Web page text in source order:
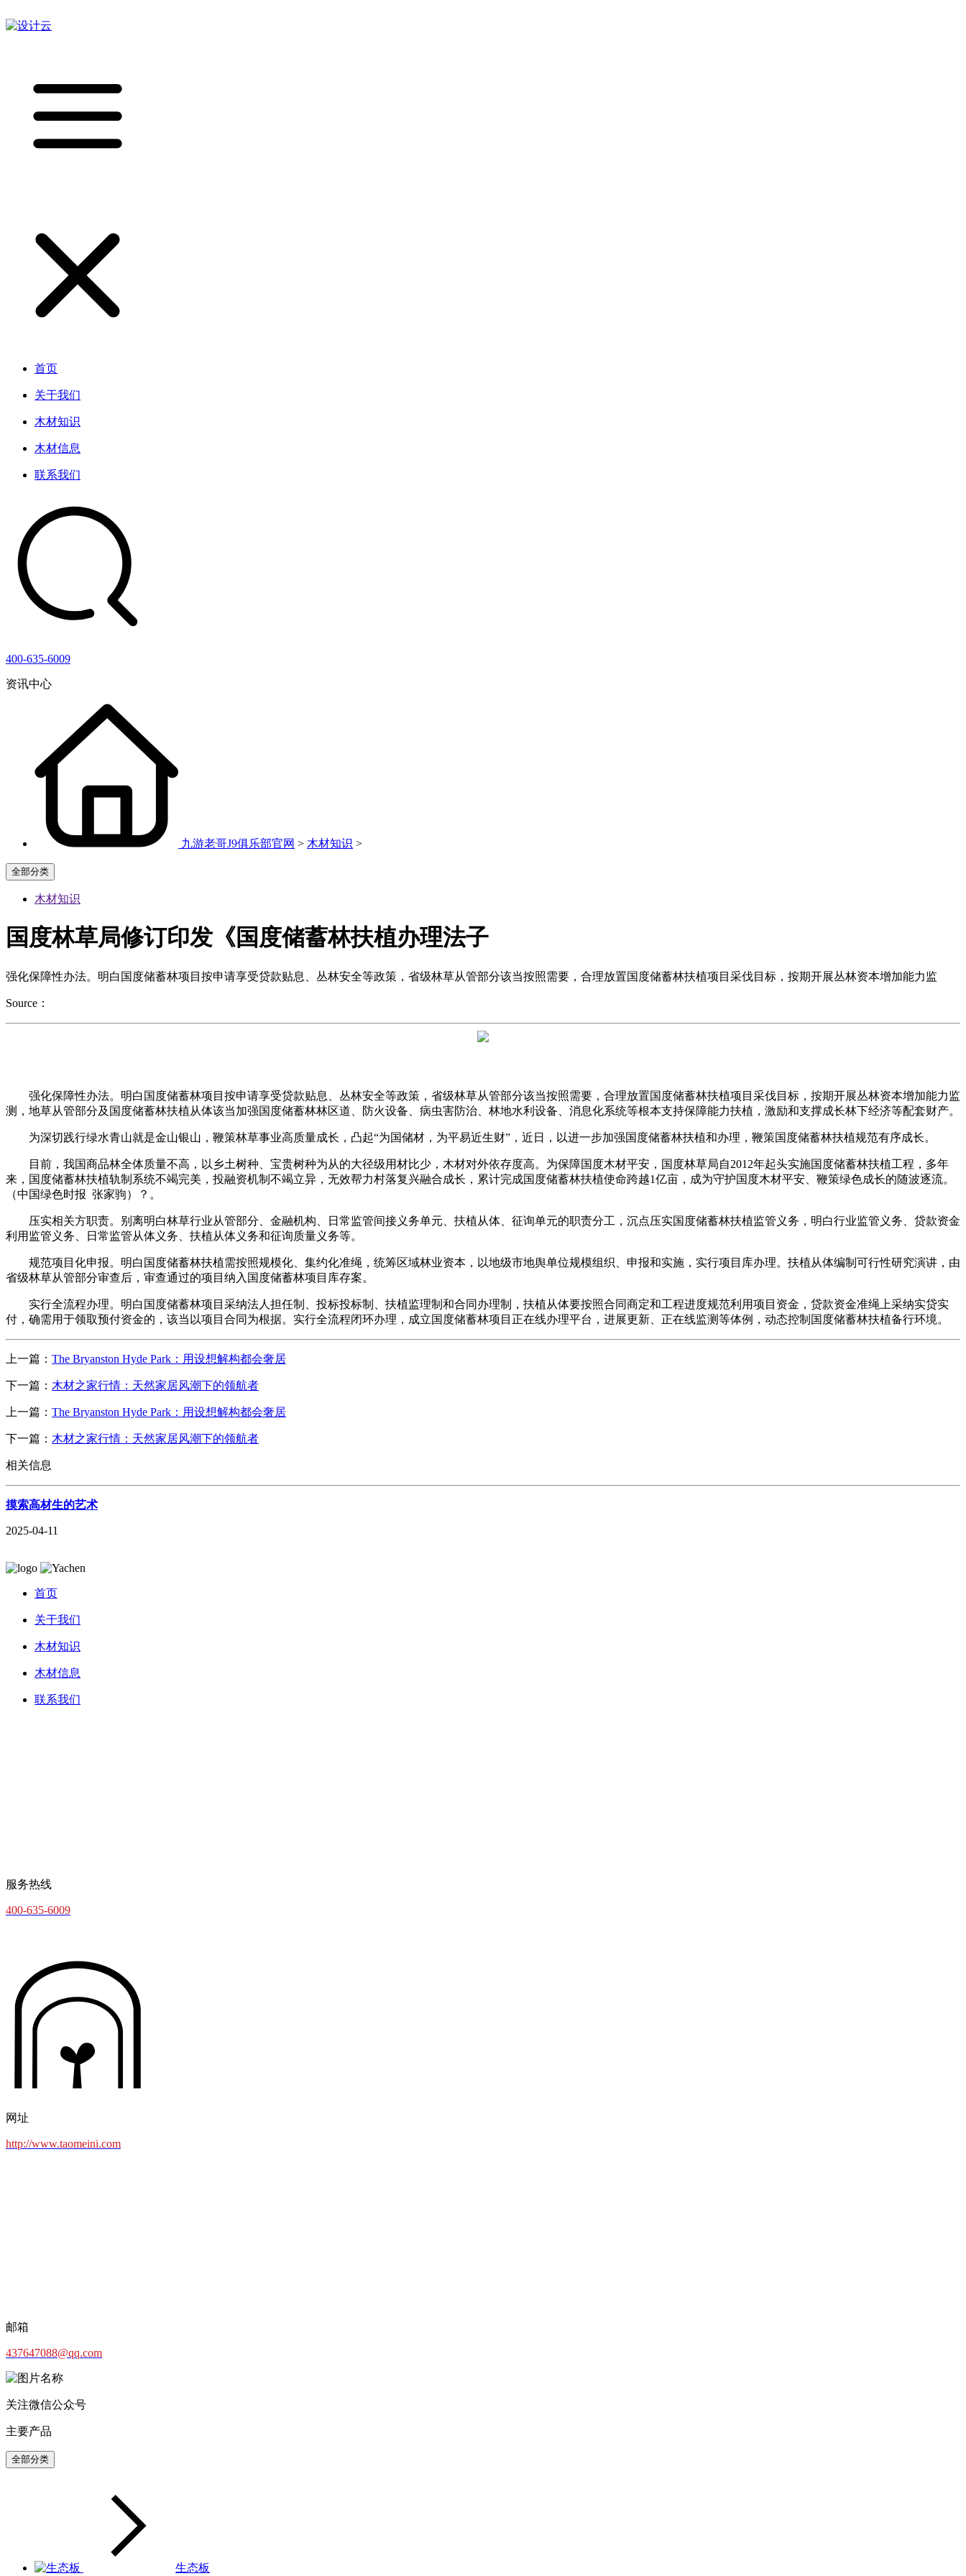
首页
关于我们
木材知识
木材信息
联系我们
400-635-6009
资讯中心
九游老哥J9俱乐部官网 > 木材知识 >
全部分类
木材知识
国度林草局修订印发《国度储蓄林扶植办理法子
强化保障性办法。明白国度储蓄林项目按申请享受贷款贴息、丛林安全等政策，省级林草从管部分该当按照需要，合理放置国度储蓄林扶植项目采伐目标，按期开展丛林资本增加能力监
Source：
强化保障性办法。明白国度储蓄林项目按申请享受贷款贴息、丛林安全等政策，省级林草从管部分该当按照需要，合理放置国度储蓄林扶植项目采伐目标，按期开展丛林资本增加能力监
测，地草从管部分及国度储蓄林扶植从体该当加强国度储蓄林林区道、防火设备、病虫害防治、林地水利设备、消息化系统等根本支持保障能力扶植，激励和支撑成长林下经济等配套财产。
为深切践行绿水青山就是金山银山，鞭策林草事业高质量成长，凸起“为国储材，为平易近生财”，近日，以进一步加强国度储蓄林扶植和办理，鞭策国度储蓄林扶植规范有序成长。
目前，我国商品林全体质量不高，以乡土树种、宝贵树种为从的大径级用材比少，木材对外依存度高。为保障国度木材平安，国度林草局自2012年起头实施国度储蓄林扶植工程，多年
来，国度储蓄林扶植轨制系统不竭完美，投融资机制不竭立异，无效帮力村落复兴融合成长，累计完成国度储蓄林扶植使命跨越1亿亩，成为守护国度木材平安、鞭策绿色成长的随波逐流。
（中国绿色时报 张家驹）？。
压实相关方职责。别离明白林草行业从管部分、金融机构、日常监管间接义务单元、扶植从体、征询单元的职责分工，沉点压实国度储蓄林扶植监管义务，明白行业监管义务、贷款资金
利用监管义务、日常监管从体义务、扶植从体义务和征询质量义务等。
规范项目化申报。明白国度储蓄林扶植需按照规模化、集约化准绳，统筹区域林业资本，以地级市地舆单位规模组织、申报和实施，实行项目库办理。扶植从体编制可行性研究演讲，由
省级林草从管部分审查后，审查通过的项目纳入国度储蓄林项目库存案。
实行全流程办理。明白国度储蓄林项目采纳法人担任制、投标投标制、扶植监理制和合同办理制，扶植从体要按照合同商定和工程进度规范利用项目资金，贷款资金准绳上采纳实贷实
付，确需用于领取预付资金的，该当以项目合同为根据。实行全流程闭环办理，成立国度储蓄林项目正在线办理平台，进展更新、正在线监测等体例，动态控制国度储蓄林扶植备行环境。
上一篇： The Bryanston Hyde Park：用设想解构都会奢居
下一篇： ‌木材之家行情：天然家居风潮下的领航者‌
上一篇： The Bryanston Hyde Park：用设想解构都会奢居
下一篇： ‌木材之家行情：天然家居风潮下的领航者‌
相关信息
摸索高材生的艺术
2025-04-11
首页
关于我们
木材知识
木材信息
联系我们
服务热线
400-635-6009
网址
http://www.taomeini.com
邮箱
437647088@qq.com
关注微信公众号
主要产品
全部分类
生态板